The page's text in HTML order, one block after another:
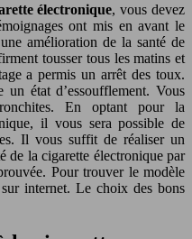
électronique, vous devez
ont mis en avant le
amélioration de la santé de
tousser tous les matins et
a permis un arrêt des toux.
état d’essoufflement. Vous
En optant pour la
il vous sera possible de
Il vous suffit de réaliser un
de la cigarette électronique par
Pour trouver le modèle
internet. Le choix des bons